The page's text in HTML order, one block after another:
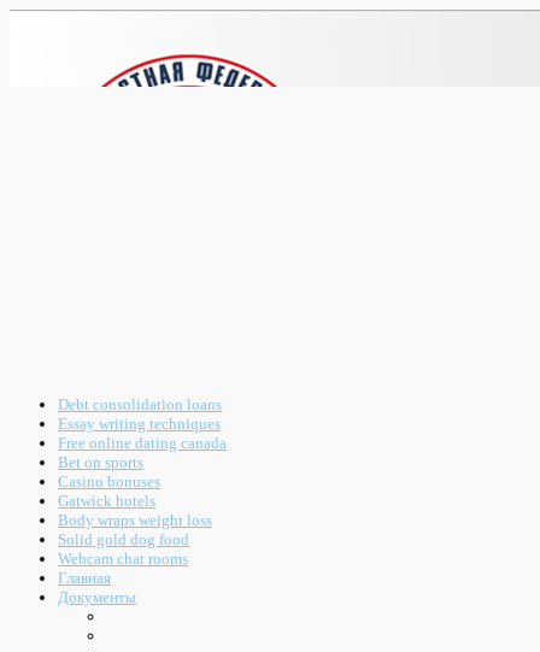
Debt consolidation loans
Essay writing techniques
Free online dating canada
Bet on sports
Casino bonuses
Gatwick hotels
Body wraps weight loss
Solid gold dog food
Webcam chat rooms
Главная
Документы